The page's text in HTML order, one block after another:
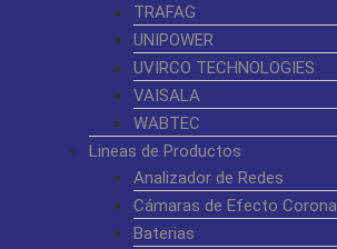
TRAFAG
UNIPOWER
UVIRCO TECHNOLOGIES
VAISALA
WABTEC
Lineas de Productos
Analizador de Redes
Cámaras de Efecto Corona
Baterias